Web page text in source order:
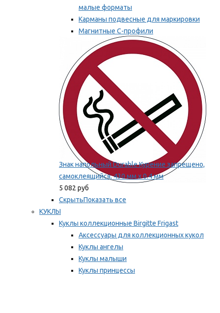
малые форматы
Карманы подвесные для маркировки
Магнитные С-профили
Напольная маркировка
Мы рекомендуем
Знак напольный Durable Курение запрещено,
самоклеящийся, 430 мм х 0.4 мм
5 082 руб
СкрытьПоказать все
КУКЛЫ
Куклы коллекционные Birgitte Frigast
Аксессуары для коллекционных кукол
Куклы ангелы
Куклы малыши
Куклы принцессы